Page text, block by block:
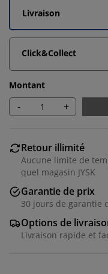
Livraison
Click&Collect
Montant
- +
Retour illimité
Aucune limite de
quel magasin JYSK
Garantie de prix
30 jours de garantie
Options de
Livraison rapide et